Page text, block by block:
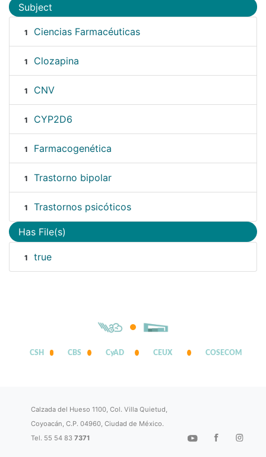
Subject
1 Ciencias Farmacéuticas
1 Clozapina
1 CNV
1 CYP2D6
1 Farmacogenética
1 Trastorno bipolar
1 Trastornos psicóticos
Has File(s)
1 true
CSH CBS CyAD CEUX COSECOM
Calzada del Hueso 1100, Col. Villa Quietud,
Coyoacán, C.P. 04960, Ciudad de México.
Tel. 55 54 837371